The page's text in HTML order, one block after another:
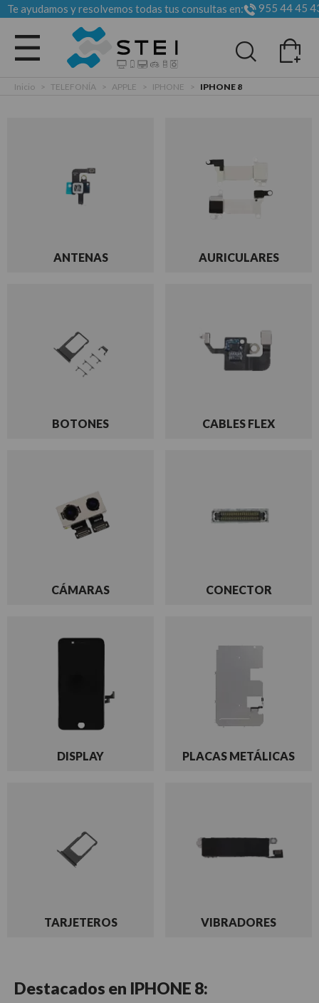
Te ayudamos y resolvemos todas tus consultas en: 955 44 45
Todas las categorias
Inicio > TELEFONÍA > APPLE > IPHONE > IPHONE 8
ANTENAS AURICULARES
BOTONES CABLES FLEX
CÁMARAS CONECTOR
DISPLAY PLACAS METÁLICAS
TARJETEROS VIBRADORES
Destacados en IPHONE 8: